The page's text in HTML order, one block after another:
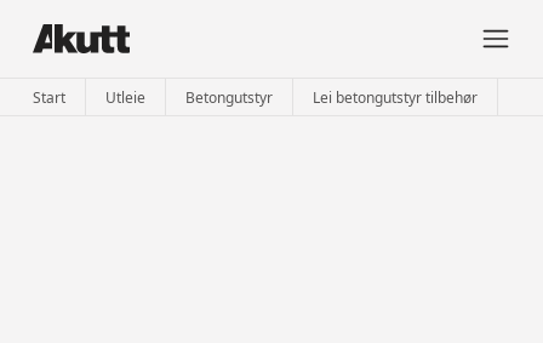
Start Utleie Betongutstyr Lei betongutstyr tilbehør